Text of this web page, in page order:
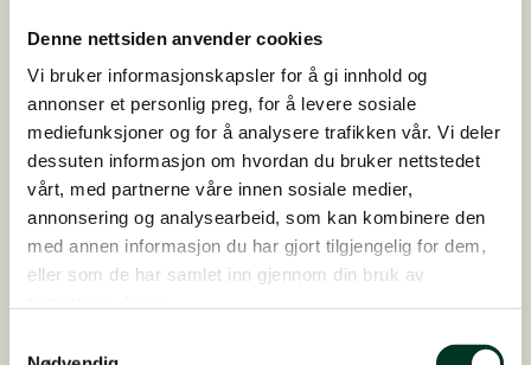
Denne nettsiden anvender cookies
Vi bruker informasjonskapsler for å gi innhold og
annonser et personlig preg, for å levere sosiale
mediefunksjoner og for å analysere trafikken vår. Vi deler
dessuten informasjon om hvordan du bruker nettstedet
vårt, med partnerne våre innen sosiale medier,
annonsering og analysearbeid, som kan kombinere den
med annen informasjon du har gjort tilgjengelig for dem,
eller som de har samlet inn gjennom din bruk av
MUSKLENE
Få hjelp til musklene
Se utvalget vårt, og finn en måte å støtte hestens